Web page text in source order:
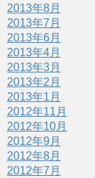
2013年8月
2013年7月
2013年6月
2013年4月
2013年3月
2013年2月
2013年1月
2012年11月
2012年10月
2012年9月
2012年8月
2012年7月